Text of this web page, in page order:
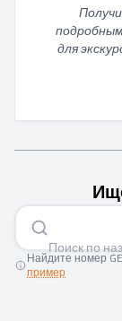
для
Поиск по
Найдите номер
пример